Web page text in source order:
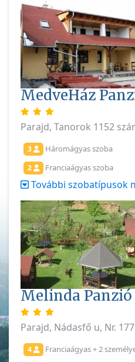
MedveHáz
Parajd, Tanorok 1152
3 Háromágyas szoba
2 Franciaágyas szoba
További szobatípusok
Melinda Panzió
Parajd, Nádasfő u, Nr. 177
4 Franciaágyas + 2